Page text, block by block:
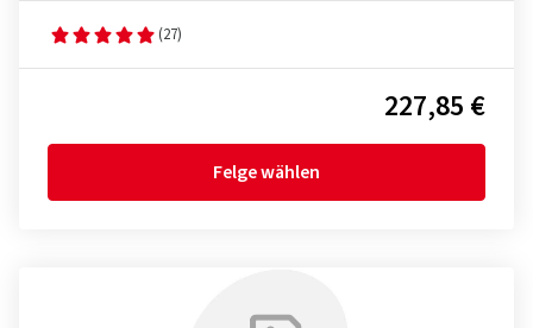
(27)
227,85 €
Felge wählen